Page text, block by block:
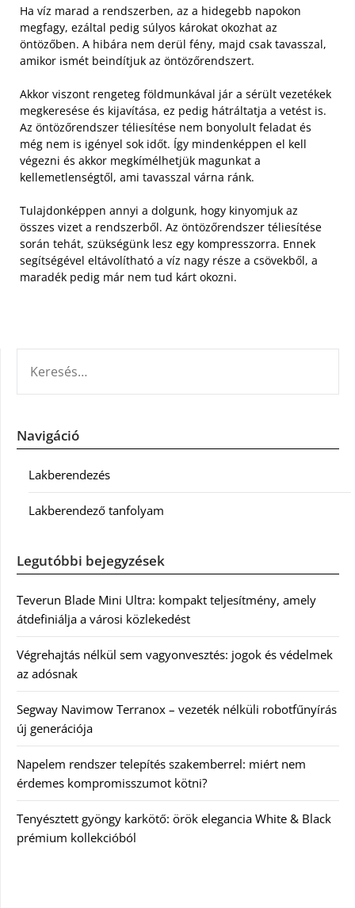
Ha víz marad a rendszerben, az a hidegebb napokon
megfagy, ezáltal pedig súlyos károkat okozhat az
öntözőben. A hibára nem derül fény, majd csak tavasszal,
amikor ismét beindítjuk az öntözőrendszert.
Akkor viszont rengeteg földmunkával jár a sérült vezetékek
megkeresése és kijavítása, ez pedig hátráltatja a vetést is.
Az öntözőrendszer téliesítése nem bonyolult feladat és
még nem is igényel sok időt. Így mindenképpen el kell
végezni és akkor megkímélhetjük magunkat a
kellemetlenségtől, ami tavasszal várna ránk.
Tulajdonképpen annyi a dolgunk, hogy kinyomjuk az
összes vizet a rendszerből. Az öntözőrendszer téliesítése
során tehát, szükségünk lesz egy kompresszorra. Ennek
segítségével eltávolítható a víz nagy része a csövekből, a
maradék pedig már nem tud kárt okozni.
Navigáció
Lakberendezés
Lakberendező tanfolyam
Legutóbbi bejegyzések
Teverun Blade Mini Ultra: kompakt teljesítmény, amely
átdefiniálja a városi közlekedést
Végrehajtás nélkül sem vagyonvesztés: jogok és védelmek
az adósnak
Segway Navimow Terranox – vezeték nélküli robotfűnyírás
új generációja
Napelem rendszer telepítés szakemberrel: miért nem
érdemes kompromisszumot kötni?
Tenyésztett gyöngy karkötő: örök elegancia White & Black
prémium kollekcióból